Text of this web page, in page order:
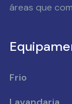
áreas que
Frio